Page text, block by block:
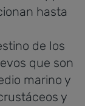
hasta
de los
que son
marino y
y